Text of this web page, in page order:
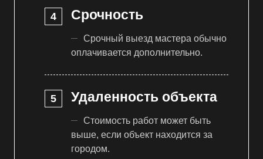
Срочность
Срочный выезд мастера обычно
оплачивается дополнительно.
Удаленность объекта
Стоимость работ может быть
выше, если объект находится за
городом.